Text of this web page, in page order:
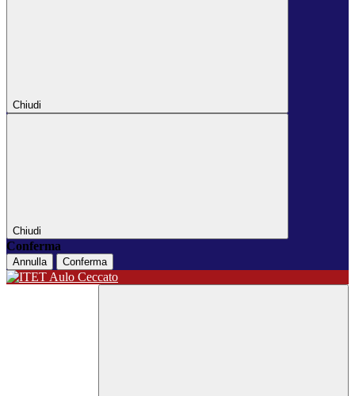
Chiudi
Chiudi
Conferma
Annulla Conferma